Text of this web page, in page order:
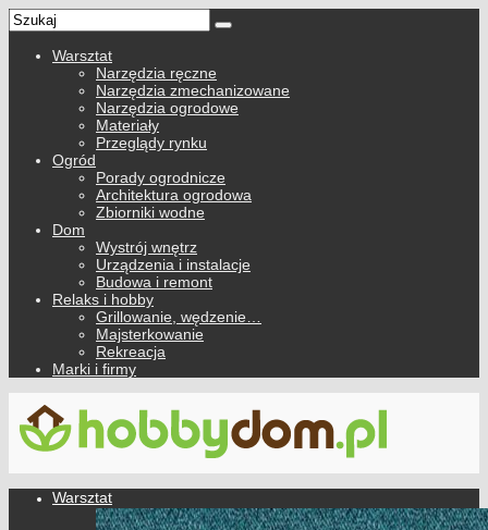
Warsztat
Narzędzia ręczne
Narzędzia zmechanizowane
Narzędzia ogrodowe
Materiały
Przeglądy rynku
Ogród
Porady ogrodnicze
Architektura ogrodowa
Zbiorniki wodne
Dom
Wystrój wnętrz
Urządzenia i instalacje
Budowa i remont
Relaks i hobby
Grillowanie, wędzenie…
Majsterkowanie
Rekreacja
Marki i firmy
Warsztat